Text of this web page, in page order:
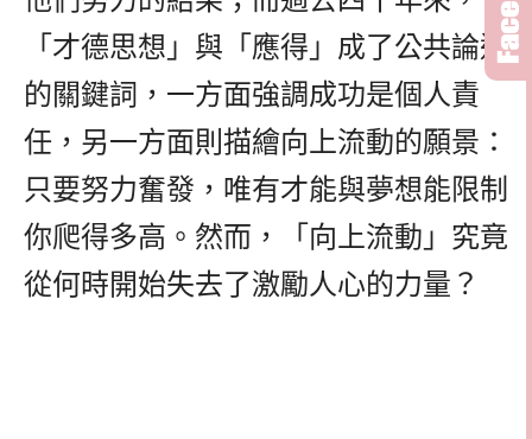
「才德思想」與「應得」成了公共論述
的關鍵詞，一方面強調成功是個人責
任，另一方面則描繪向上流動的願景：
只要努力奮發，唯有才能與夢想能限制
你爬得多高。然而，「向上流動」究竟
從何時開始失去了激勵人心的力量？